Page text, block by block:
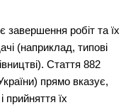
робіт та їх
(наприклад, типові
Стаття 882
прямо вказує,
прийняття їх